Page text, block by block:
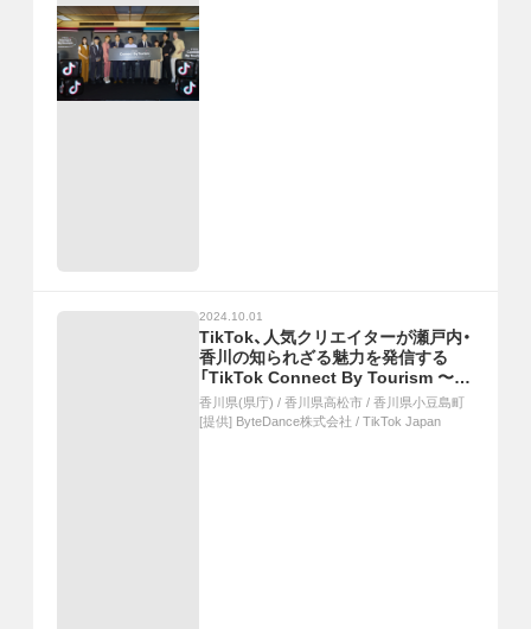
2024.10.01
TikTok、人気クリエイターが瀬戸内・
香川の知られざる魅力を発信する
「TikTok Connect By Tourism 〜瀬
戸内の魅力発信・裏瀬戸芸プロジェク
ト〜」を開催！
香川県(県庁) / 香川県高松市 / 香川県小豆島町
[提供] ByteDance株式会社 / TikTok Japan